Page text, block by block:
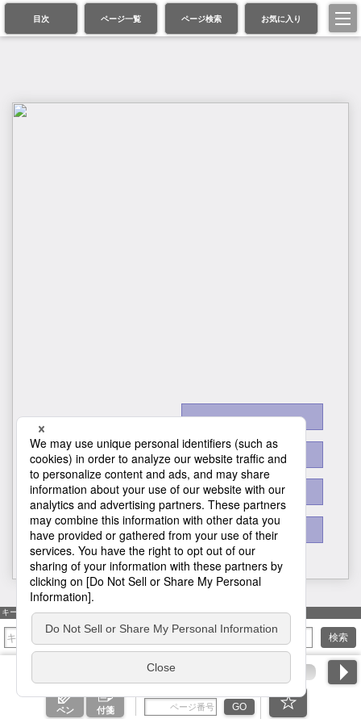
目次 ページ一覧 ページ検索 お気に入り
H1
キーワード検索
検索
ペン 付箋 GO